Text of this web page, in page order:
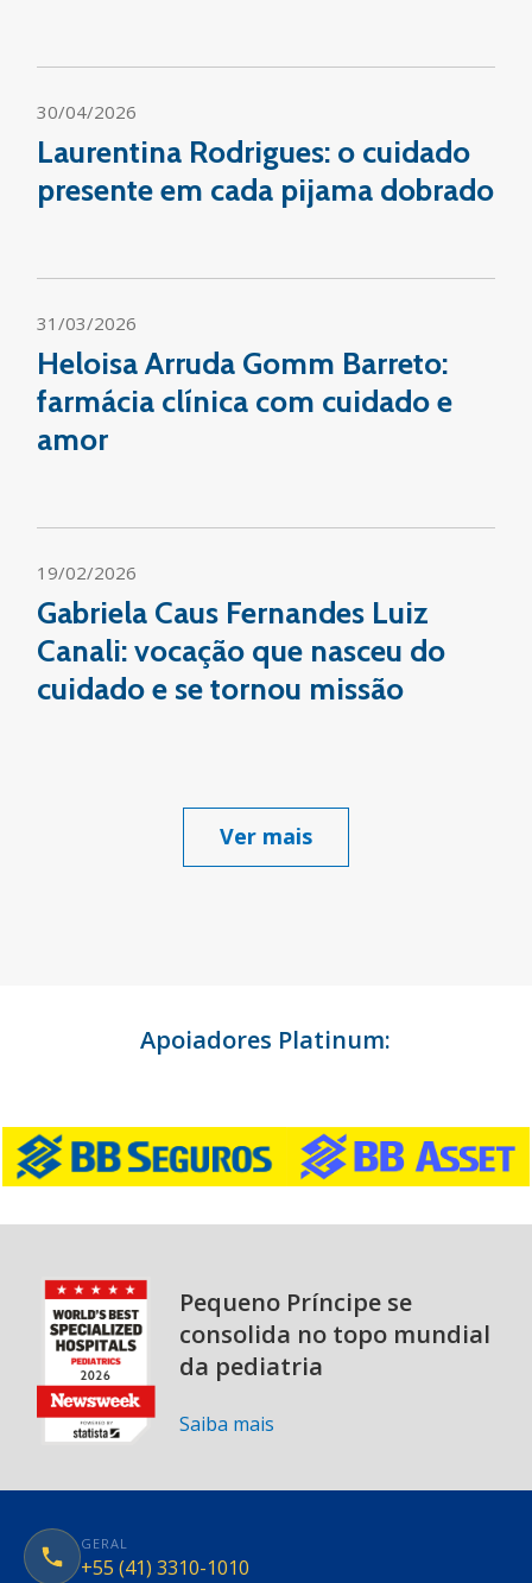
30/04/2026
Laurentina Rodrigues: o cuidado
presente em cada pijama dobrado
31/03/2026
Heloisa Arruda Gomm Barreto:
farmácia clínica com cuidado e
amor
19/02/2026
Gabriela Caus Fernandes Luiz
Canali: vocação que nasceu do
cuidado e se tornou missão
Ver mais
Apoiadores Platinum:
Pequeno Príncipe se
consolida no topo mundial
da pediatria
Saiba mais
GERAL
+55 (41) 3310-1010